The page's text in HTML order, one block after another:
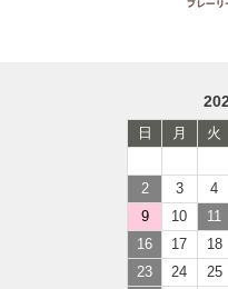
日 月 火
2
3 4
9
10 11
16
17 18
23
24 25